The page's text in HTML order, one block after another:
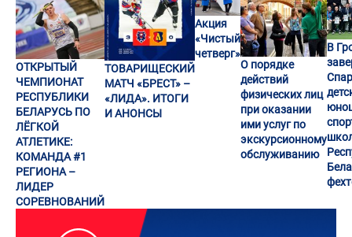
ОТКРЫТЫЙ
ЧЕМПИОНАТ
РЕСПУБЛИКИ
БЕЛАРУСЬ ПО
ЛЁГКОЙ
АТЛЕТИКЕ:
КОМАНДА #1
РЕГИОНА –
ЛИДЕР
СОРЕВНОВАНИЙ
ТОВАРИЩЕСКИЙ
МАТЧ «БРЕСТ» –
«ЛИДА». ИТОГИ
И АНОНСЫ
Акция
«Чистый
четверг»
О порядке
действий
физических лиц
при оказании
ими услуг по
экскурсионному
обслуживанию
В